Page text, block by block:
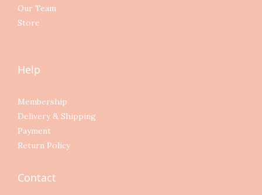
Our Team
Store
Help
Membership
Delivery & Shipping
Payment
Return Policy
Contact